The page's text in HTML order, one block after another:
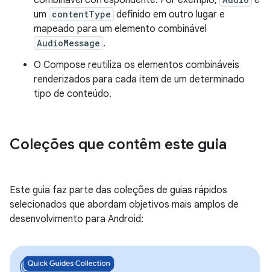
um contentType definido em outro lugar e
mapeado para um elemento combinável
AudioMessage .
O Compose reutiliza os elementos combináveis
renderizados para cada item de um determinado
tipo de conteúdo.
Coleções que contêm este guia
Este guia faz parte das coleções de guias rápidos
selecionados que abordam objetivos mais amplos de
desenvolvimento para Android: